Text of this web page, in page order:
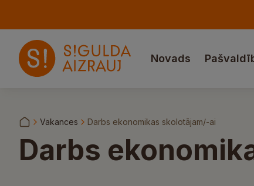
Novads
Vakances Darbs ekonomikas skolotājam/-ai
Darbs